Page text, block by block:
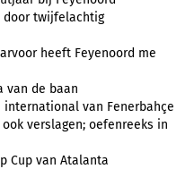
door twijfelachtig
heeft Feyenoord me
van de baan
international van Fenerbahçe
verslagen; oefenreeks in
Cup van Atalanta